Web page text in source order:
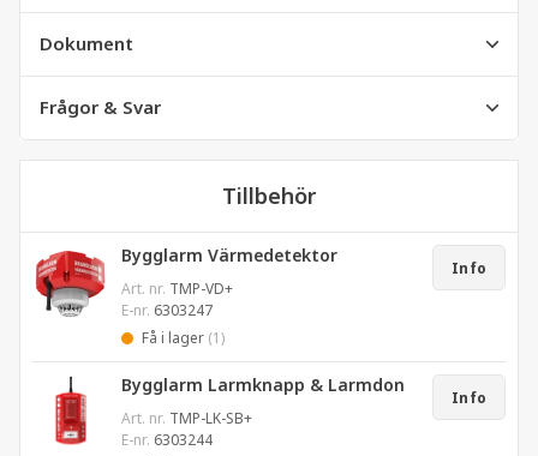
Dokument
Frågor & Svar
Tillbehör
Bygglarm Värmedetektor
Art. nr. TMP-VD+
E-nr. 6303247
Få i lager (1)
Info
Bygglarm Larmknapp & Larmdon
Art. nr. TMP-LK-SB+
E-nr. 6303244
Info